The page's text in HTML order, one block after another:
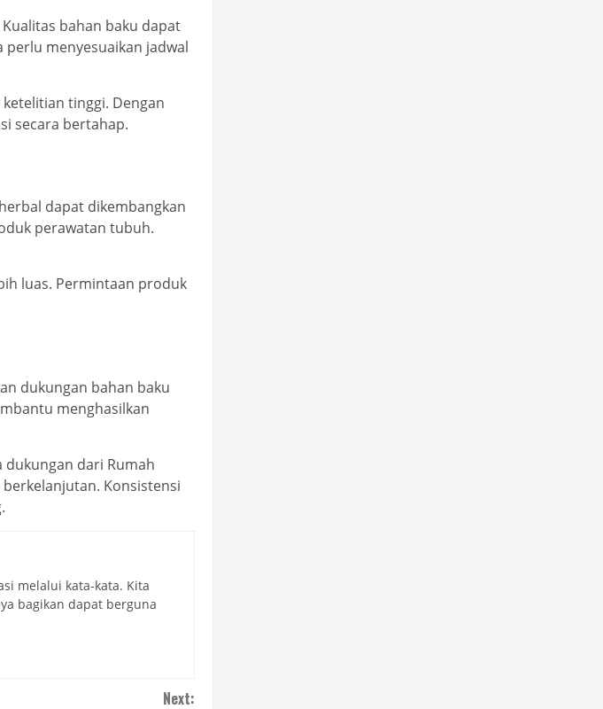
bahan baku dapat
menyesuaikan jadwal
tinggi. Dengan
secara bertahap.
dapat dikembangkan
perawatan tubuh.
luas. Permintaan produk
dukungan bahan baku
menghasilkan
dari Rumah
Konsistensi
melalui kata-kata. Kita
bagikan dapat berguna
Next: